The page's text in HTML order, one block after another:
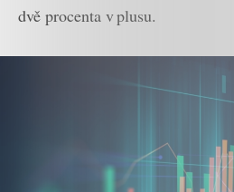
dvě procenta v plusu.